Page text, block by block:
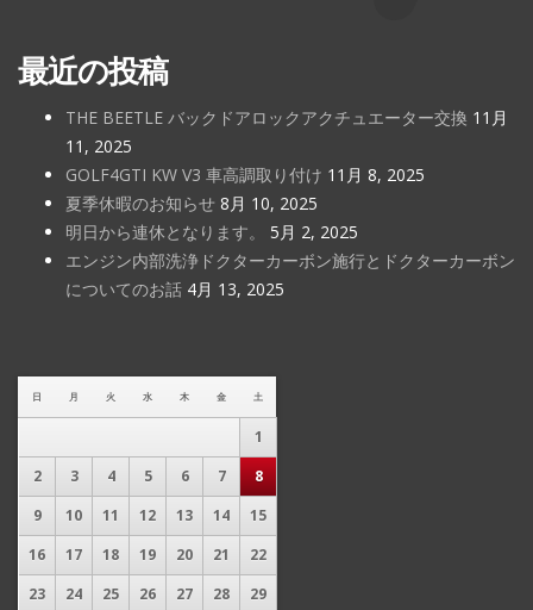
最近の投稿
THE BEETLE バックドアロックアクチュエーター交換 11月
11, 2025
GOLF4GTI KW V3 車高調取り付け 11月 8, 2025
夏季休暇のお知らせ 8月 10, 2025
明日から連休となります。
5月 2, 2025
エンジン内部洗浄ドクターカーボン施行とドクターカーボン
についてのお話 4月 13, 2025
日 月 火 水 木 金 土
1
2
3 4 5 6 7
8
9
10 11 12 13 14
15
16
17 18 19 20 21
22
23
24 25 26 27 28
29